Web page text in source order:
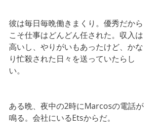
彼は毎日毎晩働きまくり。優秀だから
こそ仕事はどんどん任された。収入は
高いし、やりがいもあったけど、かな
り忙殺された日々を送っていたらし
い。
ある晩、夜中の2時にMarcosの電話が
鳴る。会社にいるEtsからだ。